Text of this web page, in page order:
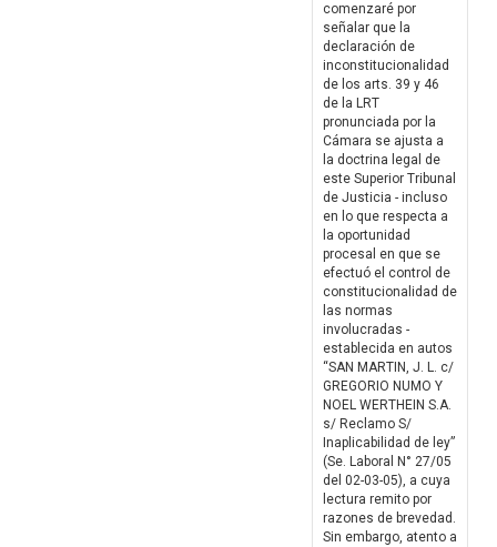
comenzaré por
señalar que la
declaración de
inconstitucionalidad
de los arts. 39 y 46
de la LRT
pronunciada por la
Cámara se ajusta a
la doctrina legal de
este Superior Tribunal
de Justicia - incluso
en lo que respecta a
la oportunidad
procesal en que se
efectuó el control de
constitucionalidad de
las normas
involucradas -
establecida en autos
“SAN MARTIN, J. L. c/
GREGORIO NUMO Y
NOEL WERTHEIN S.A.
s/ Reclamo S/
Inaplicabilidad de ley”
(Se. Laboral N° 27/05
del 02-03-05), a cuya
lectura remito por
razones de brevedad.
Sin embargo, atento a